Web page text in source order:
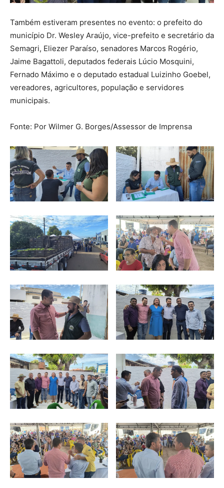
Também estiveram presentes no evento: o prefeito do
município Dr. Wesley Araújo, vice-prefeito e secretário da
Semagri, Eliezer Paraíso, senadores Marcos Rogério,
Jaime Bagattoli, deputados federais Lúcio Mosquini,
Fernado Máximo e o deputado estadual Luizinho Goebel,
vereadores, agricultores, população e servidores
municipais.
Fonte: Por Wilmer G. Borges/Assessor de Imprensa